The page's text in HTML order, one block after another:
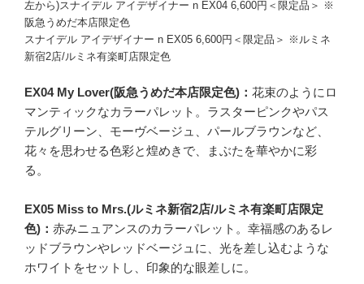
左から)スナイデル アイデザイナー n EX04 6,600円＜限定品＞ ※
阪急うめだ本店限定色
スナイデル アイデザイナー n EX05 6,600円＜限定品＞ ※ルミネ
新宿2店/ルミネ有楽町店限定色
EX04 My Lover(阪急うめだ本店限定色)： 花束のようにロ
マンティックなカラーパレット。ラスターピンクやパス
テルグリーン、モーヴベージュ、パールブラウンなど、
花々を思わせる色彩と煌めきで、まぶたを華やかに彩
る。
EX05 Miss to Mrs.(ルミネ新宿2店/ルミネ有楽町店限定
色)： 赤みニュアンスのカラーパレット。幸福感のあるレ
ッドブラウンやレッドベージュに、光を差し込むような
ホワイトをセットし、印象的な眼差しに。